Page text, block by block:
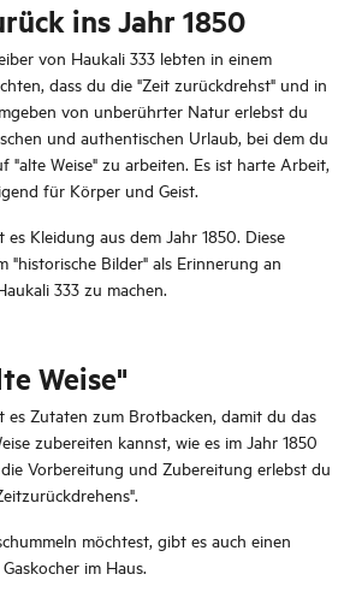
ins Jahr 1850
von Haukali 333 lebten in einem
dass du die "Zeit zurückdrehst" und in
von unberührter Natur erlebst du
und authentischen Urlaub, bei dem du
"alte Weise" zu arbeiten. Es ist harte Arbeit,
für Körper und Geist.
Kleidung aus dem Jahr 1850. Diese
"historische Bilder" als Erinnerung an
333 zu machen.
Weise"
es Zutaten zum Brotbacken, damit du das
zubereiten kannst, wie es im Jahr 1850
Vorbereitung und Zubereitung erlebst du
möchtest, gibt es auch einen
im Haus.